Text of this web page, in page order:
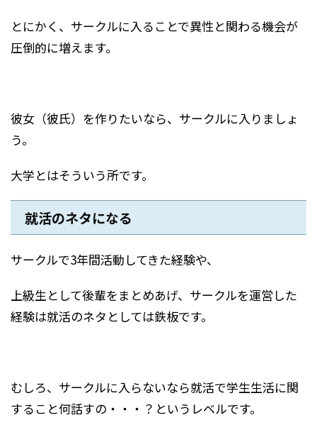
とにかく、サークルに入ることで異性と関わる機会が
圧倒的に増えます。
彼女（彼氏）を作りたいなら、サークルに入りましょ
う。
大学とはそういう所です。
就活のネタになる
サークルで3年間活動してきた経験や、
上級生として後輩をまとめあげ、サークルを運営した
経験は就活のネタとしては鉄板です。
むしろ、サークルに入らないなら就活で学生生活に関
すること何話すの・・・？というレベルです。